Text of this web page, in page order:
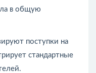
в общую
поступки на
стандартные